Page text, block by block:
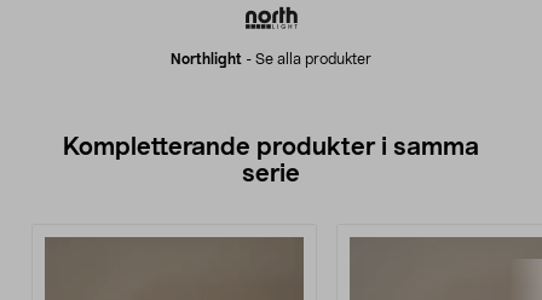
Northlight - Se alla produkter
Kompletterande produkter i samma
serie